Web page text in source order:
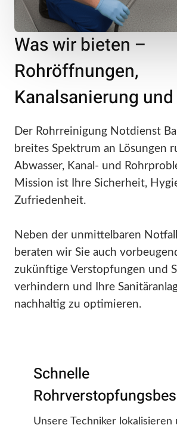
Was wir bieten –
Rohröffnungen,
Kanalsanierung
Der Rohrreinigung Notdienst
breites Spektrum an Lösungen
Abwasser, Kanal- und
Mission ist Ihre Sicherheit,
Zufriedenheit.
Neben der unmittelbaren
beraten wir Sie auch
zukünftige Verstopfungen und
verhindern und Ihre
nachhaltig zu optimieren.
Schnelle
Unsere Techniker lokalisieren